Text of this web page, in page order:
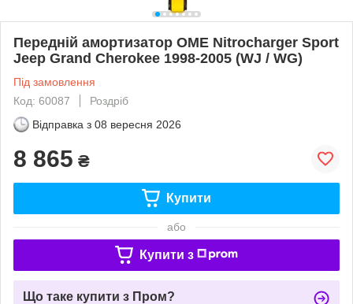
Передній амортизатор OME Nitrocharger Sport
Jeep Grand Cherokee 1998-2005 (WJ / WG)
Під замовлення
Код: 60087
Роздріб
Відправка з 08 вересня 2026
8 865 ₴
Купити
або
Купити з
Що таке купити з Пром?